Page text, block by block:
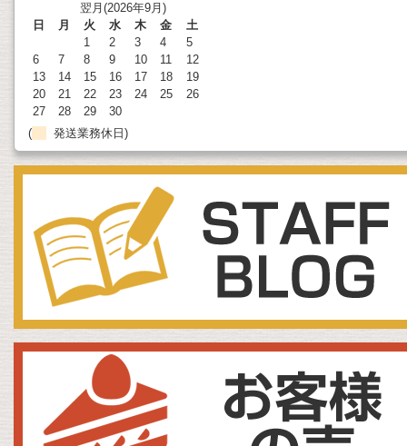
翌月(2026年9月)
日
月 火 水 木 金
土
1
2 3 4
5
6
7 8 9 10 11
12
13
14 15 16 17 18
19
20
21 22 23 24 25
26
27
28 29
30
(
発送業務休日)